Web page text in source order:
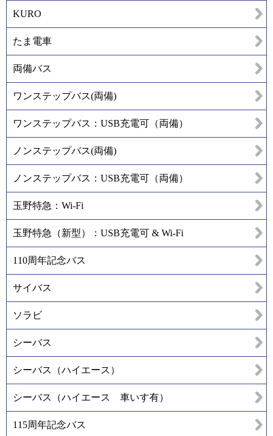
KURO
たま電車
両備バス
ワンステップバス(両備)
ワンステップバス：USB充電可（両備）
ノンステップバス(両備)
ノンステップバス：USB充電可（両備）
玉野特急：Wi-Fi
玉野特急（新型）：USB充電可 & Wi-Fi
110周年記念バス
サイバス
ソラビ
シーバス
シーバス（ハイエース）
シーバス（ハイエース 車いす有）
115周年記念バス